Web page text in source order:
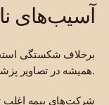
آسیب‌های
برخلاف شکستگی
همیشه در تصاویر پزشکی اولیه مشخص نیست.
شرکت‌های بیمه اغلب